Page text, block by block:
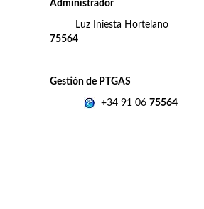
Administrador
Luz Iniesta Hortelano
75564
Gestión de PTGAS
+34 91 06 75564